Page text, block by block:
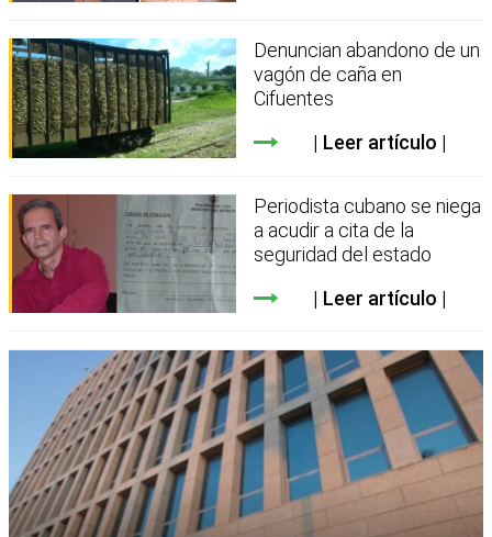
Denuncian abandono de un
vagón de caña en
Cifuentes
Leer artículo
Periodista cubano se niega
a acudir a cita de la
seguridad del estado
Leer artículo